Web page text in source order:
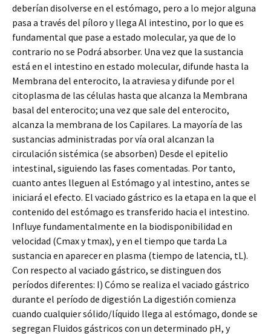
deberían disolverse en el estómago, pero a lo mejor alguna
pasa a través del píloro y llega Al intestino, por lo que es
fundamental que pase a estado molecular, ya que de lo
contrario no se Podrá absorber. Una vez que la sustancia
está en el intestino en estado molecular, difunde hasta la
Membrana del enterocito, la atraviesa y difunde por el
citoplasma de las células hasta que alcanza la Membrana
basal del enterocito; una vez que sale del enterocito,
alcanza la membrana de los Capilares. La mayoría de las
sustancias administradas por vía oral alcanzan la
circulación sistémica (se absorben) Desde el epitelio
intestinal, siguiendo las fases comentadas. Por tanto,
cuanto antes lleguen al Estómago y al intestino, antes se
iniciará el efecto. El vaciado gástrico es la etapa en la que el
contenido del estómago es transferido hacia el intestino.
Influye fundamentalmente en la biodisponibilidad en
velocidad (Cmax y tmax), y en el tiempo que tarda La
sustancia en aparecer en plasma (tiempo de latencia, tL).
Con respecto al vaciado gástrico, se distinguen dos
períodos diferentes: I) Cómo se realiza el vaciado gástrico
durante el período de digestión La digestión comienza
cuando cualquier sólido/líquido llega al estómago, donde se
segregan Fluidos gástricos con un determinado pH, y